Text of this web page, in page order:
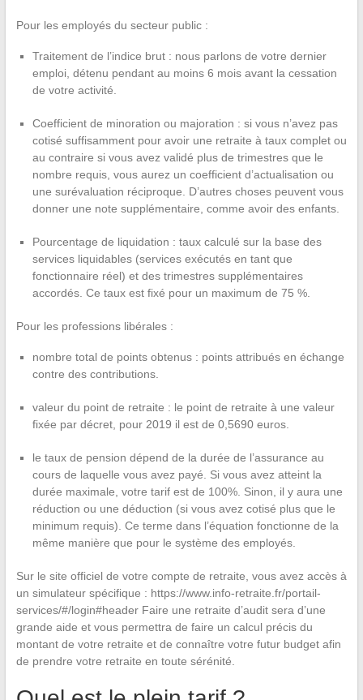
Pour les employés du secteur public :
Traitement de l’indice brut : nous parlons de votre dernier
emploi, détenu pendant au moins 6 mois avant la cessation
de votre activité.
Coefficient de minoration ou majoration : si vous n’avez pas
cotisé suffisamment pour avoir une retraite à taux complet ou
au contraire si vous avez validé plus de trimestres que le
nombre requis, vous aurez un coefficient d’actualisation ou
une surévaluation réciproque. D’autres choses peuvent vous
donner une note supplémentaire, comme avoir des enfants.
Pourcentage de liquidation : taux calculé sur la base des
services liquidables (services exécutés en tant que
fonctionnaire réel) et des trimestres supplémentaires
accordés. Ce taux est fixé pour un maximum de 75 %.
Pour les professions libérales :
nombre total de points obtenus : points attribués en échange
contre des contributions.
valeur du point de retraite : le point de retraite à une valeur
fixée par décret, pour 2019 il est de 0,5690 euros.
le taux de pension dépend de la durée de l’assurance au
cours de laquelle vous avez payé. Si vous avez atteint la
durée maximale, votre tarif est de 100%. Sinon, il y aura une
réduction ou une déduction (si vous avez cotisé plus que le
minimum requis). Ce terme dans l’équation fonctionne de la
même manière que pour le système des employés.
Sur le site officiel de votre compte de retraite, vous avez accès à
un simulateur spécifique : https://www.info-retraite.fr/portail-
services/#/login#header Faire une retraite d’audit sera d’une
grande aide et vous permettra de faire un calcul précis du
montant de votre retraite et de connaître votre futur budget afin
de prendre votre retraite en toute sérénité.